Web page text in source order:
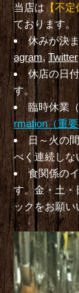
当店は【不定
ております。
休みが決
agram,Twitter
休店の日
す。
臨時休業
rmation（重
日～火の
べく連続しな
食関係の
す。金・土・
ックをお願い